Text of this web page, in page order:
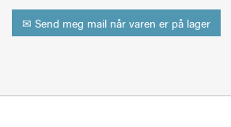
✉ Send meg mail når varen er på lager